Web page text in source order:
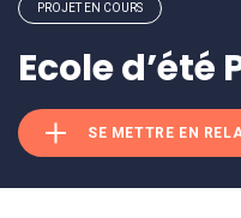
PROJET EN COURS
Ecole d’été
SE METTRE EN